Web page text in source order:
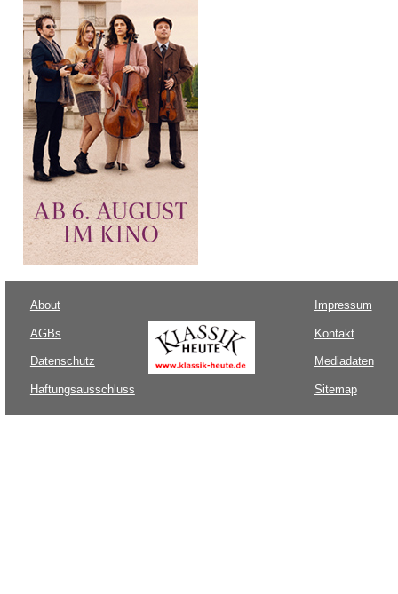
About
AGBs
Datenschutz
Haftungsausschluss
Impressum
Kontakt
Mediadaten
Sitemap